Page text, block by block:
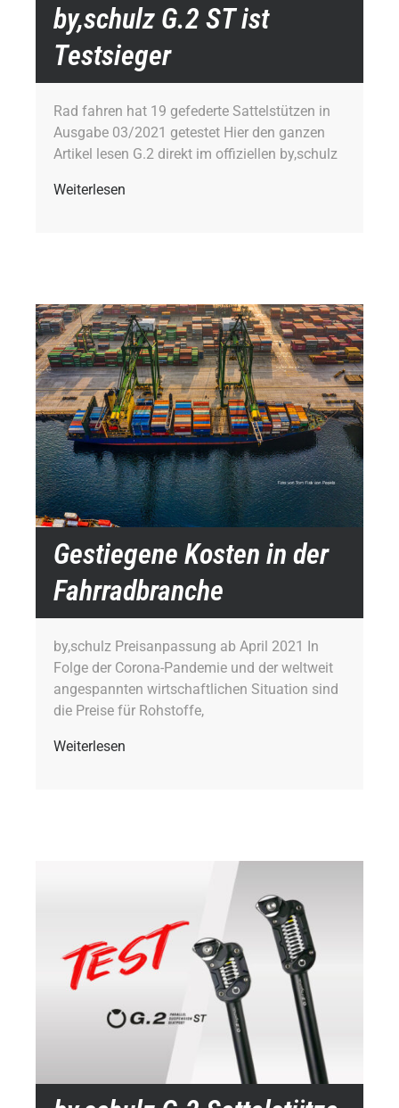
by,schulz G.2 ST ist
Testsieger
Rad fahren hat 19 gefederte Sattelstützen in
Ausgabe 03/2021 getestet Hier den ganzen
Artikel lesen G.2 direkt im offiziellen by,schulz
Weiterlesen
Gestiegene Kosten in der
Fahrradbranche
by,schulz Preisanpassung ab April 2021 In
Folge der Corona-Pandemie und der weltweit
angespannten wirtschaftlichen Situation sind
die Preise für Rohstoffe,
Weiterlesen